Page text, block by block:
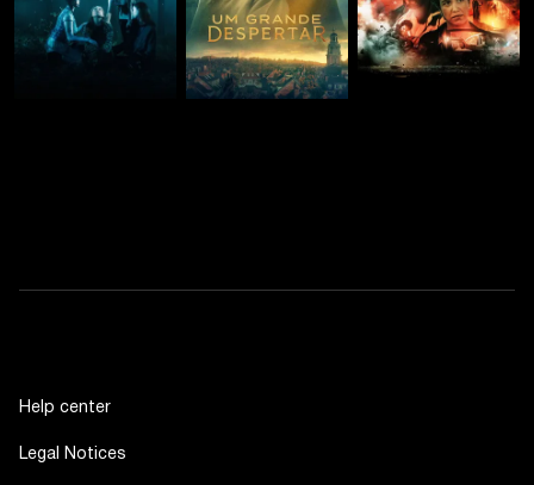
Help center
Legal Notices